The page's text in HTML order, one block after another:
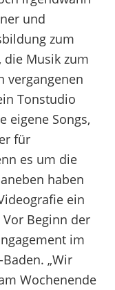
und
zum
die Musik zum
vergangenen
Tonstudio
eigene Songs,
für
es um die
haben
ein
Beginn der
im
„Wir
Wochenende